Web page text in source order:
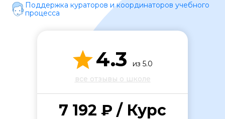
Поддержка кураторов и координаторов учебного
процесса
4.3
из 5.0
все отзывы о школе
7 192 ₽ / Курс
ОСТАВИТЬ ОТЗЫВ